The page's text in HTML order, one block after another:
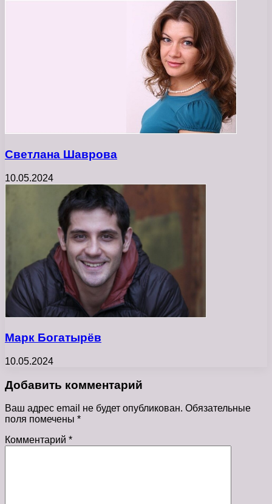
Светлана Шаврова
10.05.2024
Марк Богатырёв
10.05.2024
Добавить комментарий
Ваш адрес email не будет опубликован. Обязательные
поля помечены *
Комментарий *